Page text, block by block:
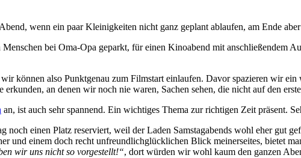
wenn ein paar Kleinigkeiten nicht ganz geplant ablaufen, am Ende
bei Oma-Opa geparkt, für einen Kinoabend mit anschließendem
können also Punktgenau zum Filmstart einlaufen. Davor spazieren wir
erkunden, an denen wir noch nie waren, Sachen sehen, die nicht auf den
an, ist auch sehr spannend. Ein wichtiges Thema zur richtigen Zeit präsent.
noch einen Platz reserviert, weil der Laden Samstagabends wohl eher gut
und einem doch recht unfreundlichglücklichen Blick meinerseites, bietet
wir uns nicht so vorgestellt!“, dort würden wir wohl kaum den ganzen